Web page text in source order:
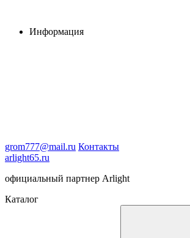
Информация
grom777@mail.ru Контакты
arlight65.ru
официальный партнер Arlight
Каталог